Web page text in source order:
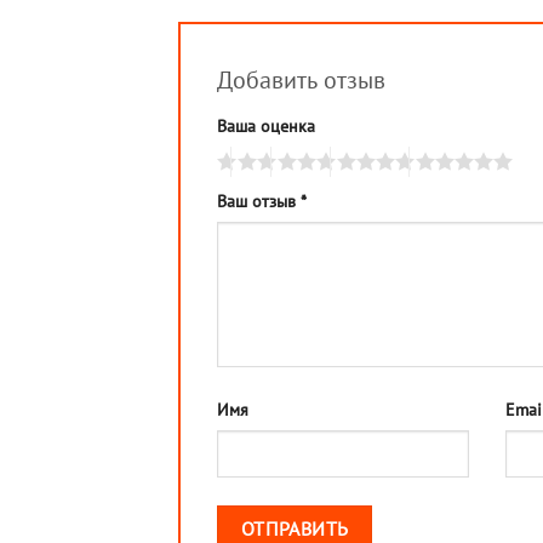
Добавить отзыв
Ваша оценка
Ваш отзыв *
Имя